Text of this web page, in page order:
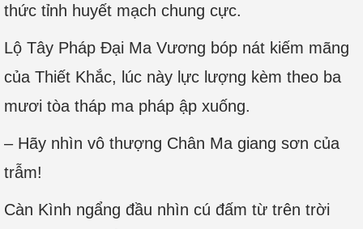
thức tỉnh huyết mạch chung cực.
Lộ Tây Pháp Đại Ma Vương bóp nát kiếm mãng
của Thiết Khắc, lúc này lực lượng kèm theo ba
mươi tòa tháp ma pháp ập xuống.
– Hãy nhìn vô thượng Chân Ma giang sơn của
trẫm!
Càn Kình ngẩng đầu nhìn cú đấm từ trên trời